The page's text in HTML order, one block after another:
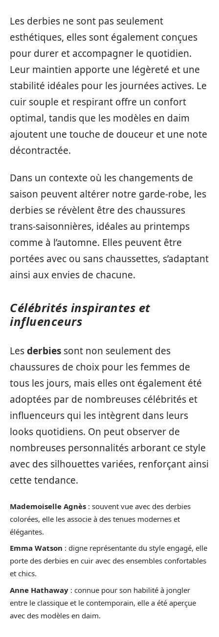
Les derbies ne sont pas seulement
esthétiques, elles sont également conçues
pour durer et accompagner le quotidien.
Leur maintien apporte une légèreté et une
stabilité idéales pour les journées actives. Le
cuir souple et respirant offre un confort
optimal, tandis que les modèles en daim
ajoutent une touche de douceur et une note
décontractée.
Dans un contexte où les changements de
saison peuvent altérer notre garde-robe, les
derbies se révèlent être des chaussures
trans-saisonnières, idéales au printemps
comme à l’automne. Elles peuvent être
portées avec ou sans chaussettes, s’adaptant
ainsi aux envies de chacune.
Célébrités inspirantes et
influenceurs
Lesderbies sont non seulement des
chaussures de choix pour les femmes de
tous les jours, mais elles ont également été
adoptées par de nombreuses célébrités et
influenceurs qui les intègrent dans leurs
looks quotidiens. On peut observer de
nombreuses personnalités arborant ce style
avec des silhouettes variées, renforçant ainsi
cette tendance.
Mademoiselle Agnès : souvent vue avec des derbies
colorées, elle les associe à des tenues modernes et
élégantes.
Emma Watson : digne représentante du style engagé, elle
porte des derbies en cuir avec des ensembles confortables
et chics.
Anne Hathaway : connue pour son habilité à jongler
entre le classique et le contemporain, elle a été aperçue
avec des modèles en daim.